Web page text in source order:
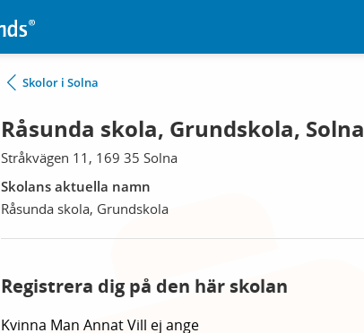
Skolor i Solna
Råsunda skola, Grundskola, Solna
Stråkvägen 11, 169 35 Solna
Skolans aktuella namn
Råsunda skola, Grundskola
Registrera dig på den här skolan
Kvinna Man AnnatVill ej ange